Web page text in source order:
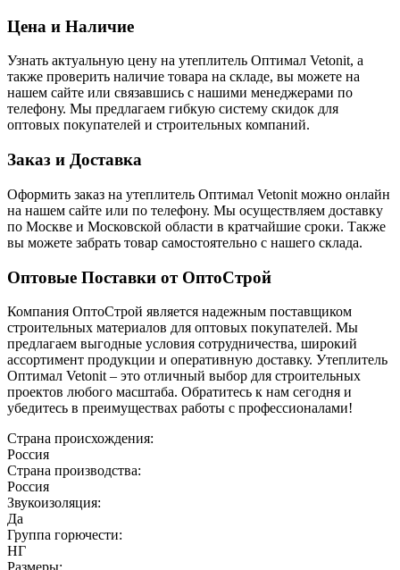
Цена и Наличие
Узнать актуальную цену на утеплитель Оптимал Vetonit, а
также проверить наличие товара на складе, вы можете на
нашем сайте или связавшись с нашими менеджерами по
телефону. Мы предлагаем гибкую систему скидок для
оптовых покупателей и строительных компаний.
Заказ и Доставка
Оформить заказ на утеплитель Оптимал Vetonit можно онлайн
на нашем сайте или по телефону. Мы осуществляем доставку
по Москве и Московской области в кратчайшие сроки. Также
вы можете забрать товар самостоятельно с нашего склада.
Оптовые Поставки от ОптоСтрой
Компания ОптоСтрой является надежным поставщиком
строительных материалов для оптовых покупателей. Мы
предлагаем выгодные условия сотрудничества, широкий
ассортимент продукции и оперативную доставку. Утеплитель
Оптимал Vetonit – это отличный выбор для строительных
проектов любого масштаба. Обратитесь к нам сегодня и
убедитесь в преимуществах работы с профессионалами!
Страна происхождения:
Россия
Страна производства:
Россия
Звукоизоляция:
Да
Группа горючести:
НГ